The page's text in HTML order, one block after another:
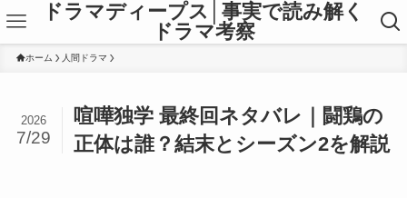
ドラマディープス│事実で読み解く
ドラマ考察
ホーム 人間ドラマ
喧嘩独学 最終回ネタバレ｜闘鶏の
正体は誰？結末とシーズン2を解説
2026
7/29